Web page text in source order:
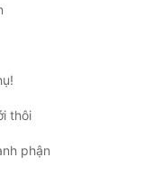
thôi
phận